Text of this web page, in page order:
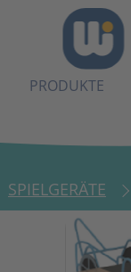
PRODUKTE
SPIELGERÄTE